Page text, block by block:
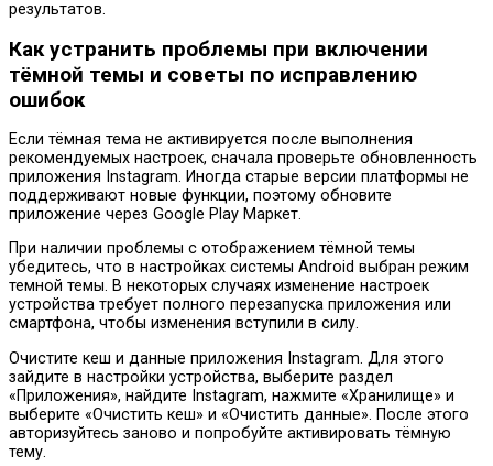
результатов.
Как устранить проблемы при включении
тёмной темы и советы по исправлению
ошибок
Если тёмная тема не активируется после выполнения
рекомендуемых настроек, сначала проверьте обновленность
приложения Instagram. Иногда старые версии платформы не
поддерживают новые функции, поэтому обновите
приложение через Google Play Маркет.
При наличии проблемы с отображением тёмной темы
убедитесь, что в настройках системы Android выбран режим
темной темы. В некоторых случаях изменение настроек
устройства требует полного перезапуска приложения или
смартфона, чтобы изменения вступили в силу.
Очистите кеш и данные приложения Instagram. Для этого
зайдите в настройки устройства, выберите раздел
«Приложения», найдите Instagram, нажмите «Хранилище» и
выберите «Очистить кеш» и «Очистить данные». После этого
авторизуйтесь заново и попробуйте активировать тёмную
тему.